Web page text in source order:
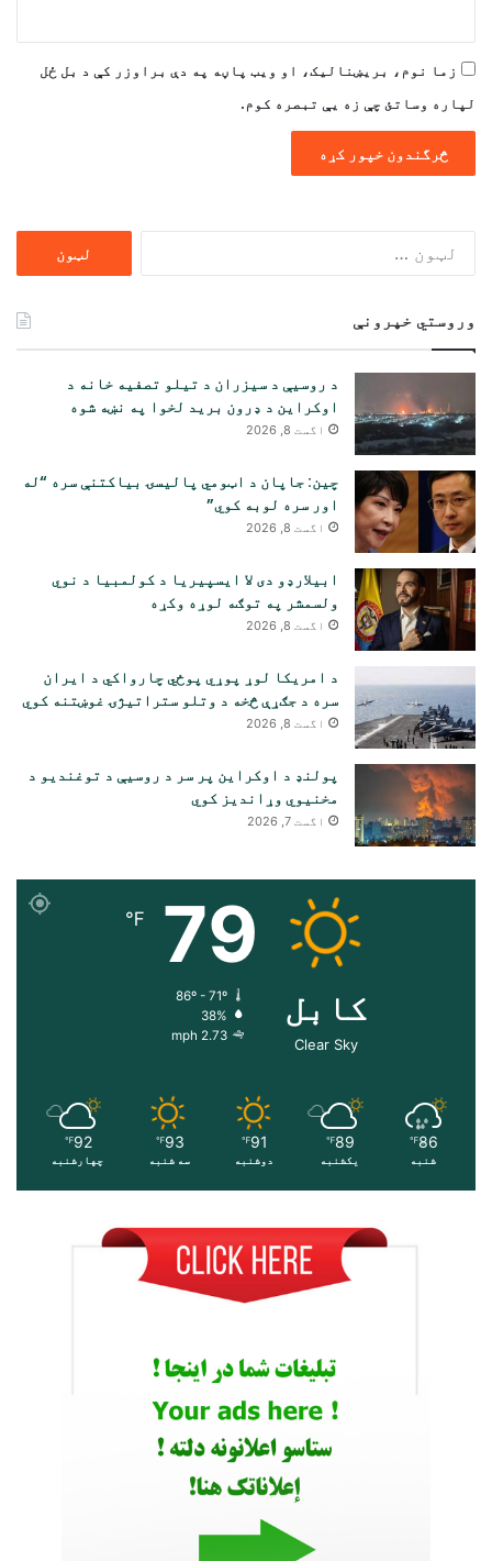
زما نوم، بریښنالیک، او ویب پاڼه په دې براوزر کې د بل ځل
لپاره وساتئ چې زه یې تبصره کوم.
وروستي خپرونې
د روسیې د سیزران د تیلو تصفیه خانه د
اوکراین د ډرون برید لخوا په نښه شوه
اگست 8, 2026
چین: جاپان د اټومي پالیسۍ بیاکتنې سره “له
اور سره لوبه کوي”
اگست 8, 2026
ابیلارډو دی لا ایسپیریا د کولمبیا د نوي
ولسمشر په توګه لوړه وکړه
اگست 8, 2026
د امریکا لوړ پوړي پوځي چارواکي د ایران
سره د جګړې څخه د وتلو ستراتیژۍ غوښتنه کوي
اگست 8, 2026
پولنډ د اوکراین پر سر د روسیې د توغندیو د
مخنیوي وړاندیز کوي
اگست 7, 2026
کابل
Clear Sky
79
℉
86º - 71º
38%
2.73 mph
86
℉
شنبه
89
℉
یکشنبه
91
℉
دوشنبه
93
℉
سه شنبه
92
℉
چهارشنبه